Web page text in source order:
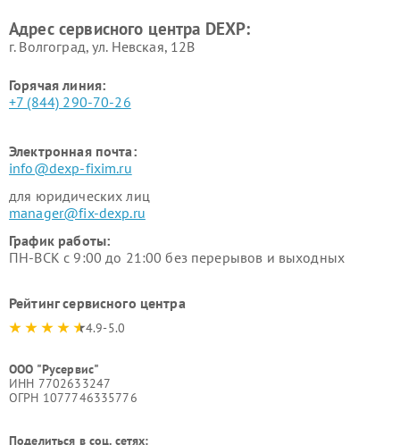
Адрес сервисного центра DEXP:
г. Волгоград, ул. Невская, 12В
Горячая линия:
+7 (844) 290-70-26
Электронная почта:
info@dexp-fixim.ru
для юридических лиц
manager@fix-dexp.ru
График работы:
ПН-ВСК с 9:00 до 21:00 без перерывов и выходных
Рейтинг сервисного центра
4.9-5.0
ООО "Русервис"
ИНН 7702633247
ОГРН 1077746335776
Поделиться в соц. сетях: